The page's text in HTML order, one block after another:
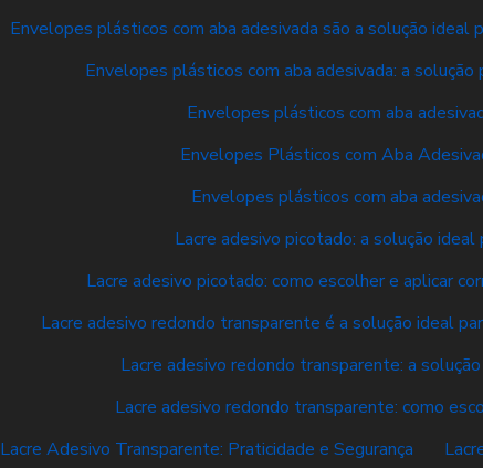
Envelopes plásticos com aba adesivada são a solução ideal
Envelopes plásticos com aba adesivada: a
Envelopes plásticos com aba
Envelopes Plásticos com Aba
Envelopes plásticos com aba
Lacre adesivo picotado: a solução ideal
Lacre adesivo picotado: como escolher e aplicar
Lacre adesivo redondo transparente é a solução ideal
Lacre adesivo redondo transparente: a
Lacre adesivo redondo transparente: como
Lacre Adesivo Transparente: Praticidade e Segurança